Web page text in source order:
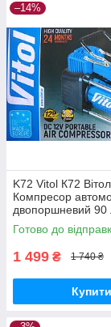
–14%
K72 Vitol К72 Вітол
Компресор
двопоршневий 90
Готово до
1 499 ₴ 1 740 ₴
Купити